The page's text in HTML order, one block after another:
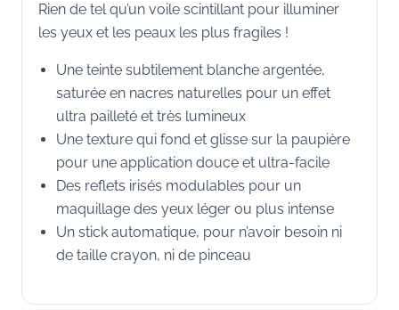
Rien de tel qu’un voile scintillant pour illuminer
les yeux et les peaux les plus fragiles !
Une teinte subtilement blanche argentée,
saturée en nacres naturelles pour un effet
ultra pailleté et très lumineux
Une texture qui fond et glisse sur la paupière
pour une application douce et ultra-facile
Des reflets irisés modulables pour un
maquillage des yeux léger ou plus intense
Un stick automatique, pour n’avoir besoin ni
de taille crayon, ni de pinceau